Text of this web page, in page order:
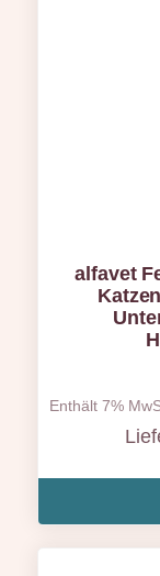
alfavet
Enthält 7%